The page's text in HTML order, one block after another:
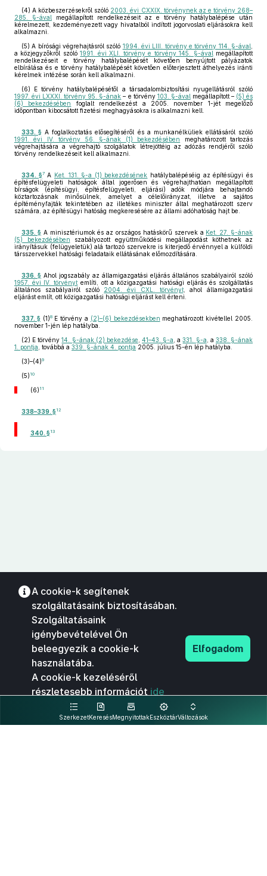
(4) A közbeszerzésekről szóló 2003. évi CXXIX. törvénynek az e törvény 268–
285. §-ával megállapított rendelkezéseit az e törvény hatálybalépése után
kérelmezett, kezdeményezett vagy hivatalból indított jogorvoslati eljárásokra kell
alkalmazni.
(5) A bírósági végrehajtásról szóló 1994. évi LIII. törvény e törvény 114. §-ával
a közjegyzőkről szóló1991. évi XLI. törvény e törvény 145. §-ával megállapított
rendelkezéseit e törvény hatálybalépését követően benyújtott pályázatok
elbírálása és e törvény hatálybalépését követően előterjesztett áthelyezés iránti
kérelmek intézése során kell alkalmazni.
(6) E törvény hatálybalépésétől a társadalombiztosítási nyugellátásról szóló
1997. évi LXXXI. törvény 95. §-ának – e törvény 103. §-ával megállapított – (5) és
(6) bekezdésében
foglalt rendelkezést a 2005. november 1-jét megelőző
időpontban kibocsátott fizetési meghagyásokra is alkalmazni kell.
333. § A foglalkoztatás elősegítéséről és a munkanélküliek ellátásáról szóló
1991. évi IV. törvény 56. §-ának (1) bekezdésében meghatározott tartozás
végrehajtására a végrehajtó szolgálatok létrejöttéig az adózás rendjéről szóló
törvény rendelkezéseit kell alkalmazni.
334. §7A Ket. 131. §-a (1) bekezdésének hatálybalépéséig az építésügyi és
építésfelügyeleti hatóságok által jogerősen és végrehajthatóan megállapított
bírságok (építésügyi, építésfelügyeleti, eljárási) adók módjára behajtandó
köztartozásnak minősülnek, amelyet a célelőirányzat, illetve a sajátos
építéményfajták tekintetében az illetékes miniszter által meghatározott szerv
számára, az építésügyi hatóság megkeresésére az állami adóhatóság hajt be.
335. §A minisztériumok és az országos hatáskörű szervek a Ket. 27. §-ának
(5) bekezdésében szabályozott együttműködési megállapodást köthetnek az
irányításuk (felügyeletük) alá tartozó szervekre is kiterjedő érvénnyel a külföldi
társszervekkel hatósági feladataik ellátásának előmozdítására.
336. § Ahol jogszabály az államigazgatási eljárás általános szabályairól szóló
1957. évi IV. törvényt említi, ott a közigazgatási hatósági eljárás és szolgáltatás
általános szabályairól szóló 2004. évi CXL. törvényt, ahol államigazgatási
eljárást említ, ott közigazgatási hatósági eljárást kell érteni.
337. §(1)8E törvény a (2)–(6) bekezdésekben meghatározott kivétellel 2005.
november 1-jén lép hatályba.
(2) E törvény14. §-ának (2) bekezdése ,41–43. §-a , a331. §-a , a 338. §-ának
1. pontja , továbbá a 339. §-ának 4. pontja 2005. július 15-én lép hatályba.
(3)–(4)9
(5) 10
(6) 11
338–339. §12
340. §13
SzerkezetKeresésMegnyitottakEszköztárVáltozások
A cookie-k segítenek
szolgáltatásaink biztosításában.
Szolgáltatásaink
igénybevételével Ön
beleegyezik a cookie-k
használatába.
A cookie-k kezeléséről
részletesebb információt ide
kattintva olvashat.
Elfogadom